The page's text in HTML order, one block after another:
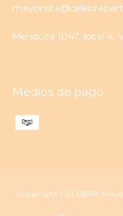
Mendoza 1047, local 4,
Medios de pago
Copyright CELEBRA